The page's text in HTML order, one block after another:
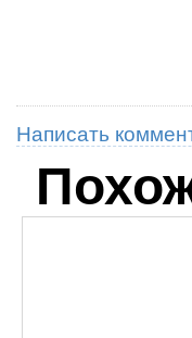
Написать